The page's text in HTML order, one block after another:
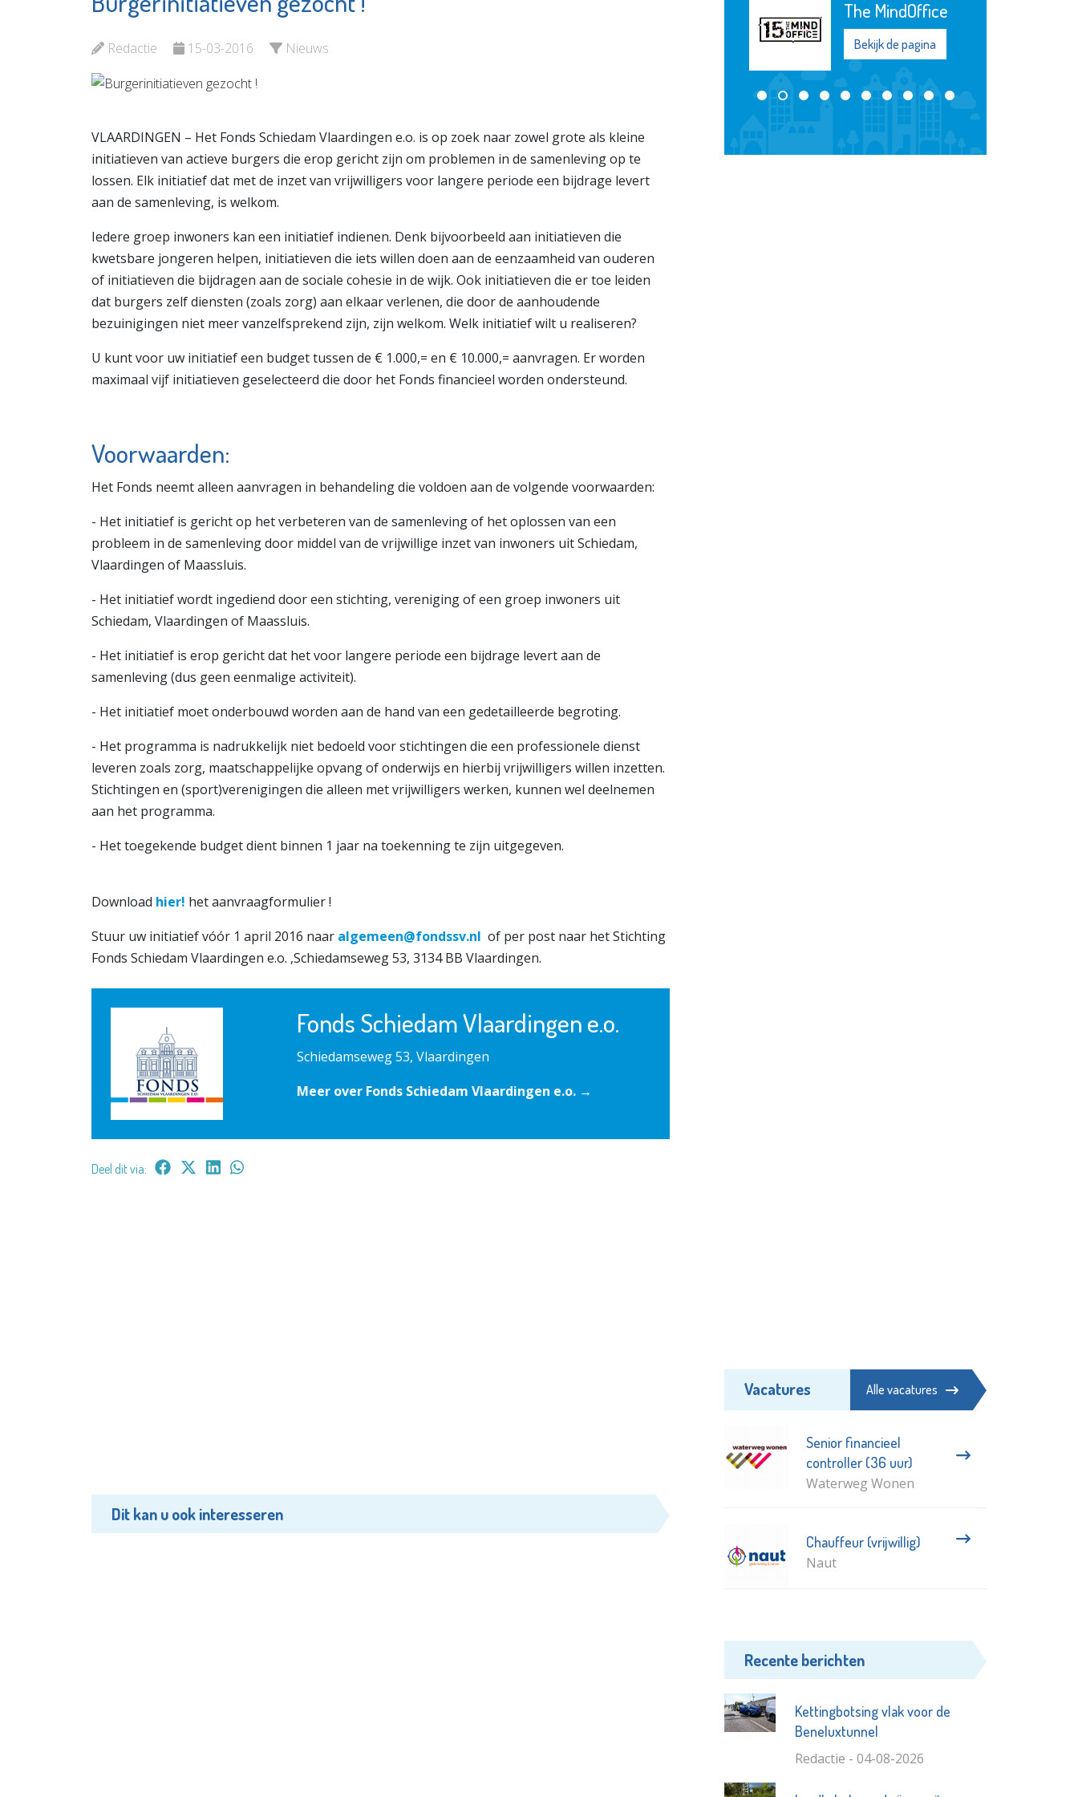
Redactie 15-03-2016 Nieuws
VLAARDINGEN – Het Fonds Schiedam Vlaardingen e.o. is op zoek naar zowel grote als kleine
initiatieven van actieve burgers die erop gericht zijn om problemen in de samenleving op te
lossen. Elk initiatief dat met de inzet van vrijwilligers voor langere periode een bijdrage levert
aan de samenleving, is welkom.
Iedere groep inwoners kan een initiatief indienen. Denk bijvoorbeeld aan initiatieven die
kwetsbare jongeren helpen, initiatieven die iets willen doen aan de eenzaamheid van ouderen
of initiatieven die bijdragen aan de sociale cohesie in de wijk. Ook initiatieven die er toe leiden
dat burgers zelf diensten (zoals zorg) aan elkaar verlenen, die door de aanhoudende
bezuinigingen niet meer vanzelfsprekend zijn, zijn welkom. Welk initiatief wilt u realiseren?
U kunt voor uw initiatief een budget tussen de € 1.000,= en € 10.000,= aanvragen. Er worden
maximaal vijf initiatieven geselecteerd die door het Fonds financieel worden ondersteund.
Voorwaarden:
Het Fonds neemt alleen aanvragen in behandeling die voldoen aan de volgende voorwaarden:
- Het initiatief is gericht op het verbeteren van de samenleving of het oplossen van een
probleem in de samenleving door middel van de vrijwillige inzet van inwoners uit Schiedam,
Vlaardingen of Maassluis.
- Het initiatief wordt ingediend door een stichting, vereniging of een groep inwoners uit
Schiedam, Vlaardingen of Maassluis.
- Het initiatief is erop gericht dat het voor langere periode een bijdrage levert aan de
samenleving (dus geen eenmalige activiteit).
- Het initiatief moet onderbouwd worden aan de hand van een gedetailleerde begroting.
- Het programma is nadrukkelijk niet bedoeld voor stichtingen die een professionele dienst
leveren zoals zorg, maatschappelijke opvang of onderwijs en hierbij vrijwilligers willen inzetten.
Stichtingen en (sport)verenigingen die alleen met vrijwilligers werken, kunnen wel deelnemen
aan het programma.
- Het toegekende budget dient binnen 1 jaar na toekenning te zijn uitgegeven.
Download hier! het aanvraagformulier !
Stuur uw initiatief vóór 1 april 2016 naar algemeen@fondssv.nl of per post naar het Stichting
Fonds Schiedam Vlaardingen e.o. ,Schiedamseweg 53, 3134 BB Vlaardingen.
Fonds Schiedam Vlaardingen e.o.
Schiedamseweg 53, Vlaardingen
Meer over Fonds Schiedam Vlaardingen e.o. →
Deel dit via:
Dit kan u ook interesseren
Bekijk de pagina
Bekijk de pagina
The MindOffice
Bekijk de pagina
Vacatures Alle vacatures
Senior financieel
controller (36 uur)
Waterweg Wonen
Chauffeur (vrijwillig)
Naut
Recente berichten
Kettingbotsing vlak voor de
Beneluxtunnel
Redactie - 04-08-2026